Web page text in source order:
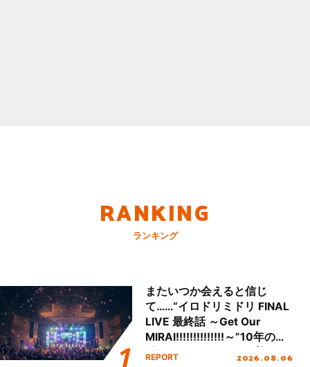
RANKING
ランキング
またいつか会えると信じ
て……“イロドリミドリ FINAL
LIVE 最終話 ～Get Our
MIRAI!!!!!!!!!!!!!!～”10年の活
動を経てファイナルを迎える
REPORT 2026.08.06